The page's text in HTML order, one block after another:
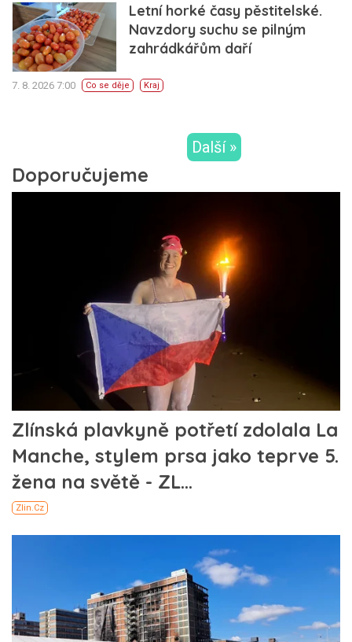
Letní horké časy pěstitelské.
Navzdory suchu se pilným
zahrádkářům daří
7. 8. 2026 7:00 Co se děje Kraj
Další »